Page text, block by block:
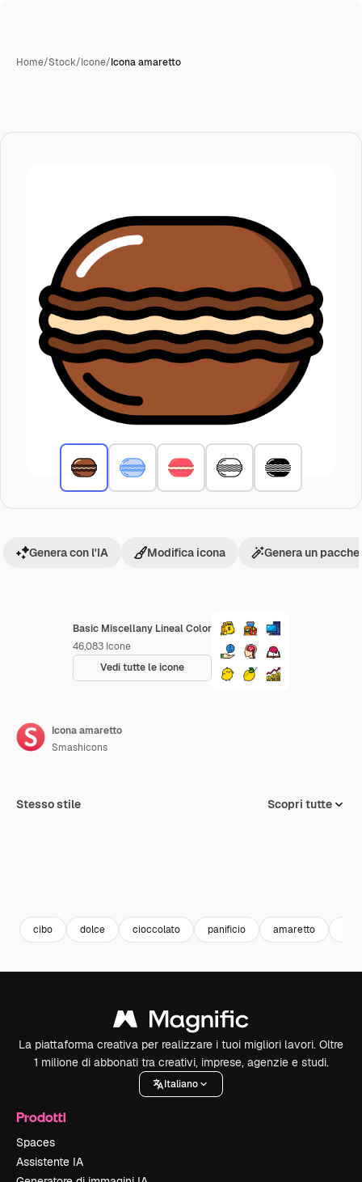
Home/Stock/Icone/Icona amaretto
Basic Miscellany Lineal Color
46,083 Icone
Vedi tutte le icone
Genera con l'IA Modifica icona Genera un
Icona amaretto
Smashicons
Stesso stile Scopri tutte
cibo dolce cioccolato panificio amaretto
La piattaforma creativa per realizzare i tuoi migliori lavori. Oltre
1 milione di abbonati tra creativi, imprese, agenzie e studi.
Italiano
Prodotti
Spaces
Assistente IA